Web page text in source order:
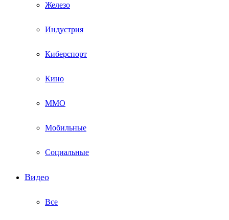
Железо
Индустрия
Киберспорт
Кино
ММО
Мобильные
Социальные
Видео
Все